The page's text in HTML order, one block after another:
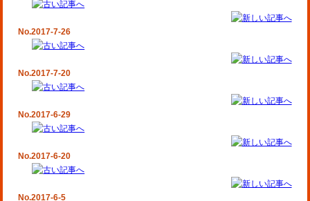
No.2017-7-26
No.2017-7-20
No.2017-6-29
No.2017-6-20
No.2017-6-5